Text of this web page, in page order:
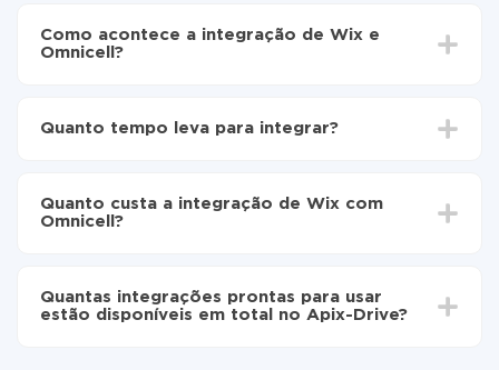
Como acontece a integração de Wix e
Omnicell?
Ative a atualização automática
Quanto tempo leva para integrar?
30 minutos. Em média, a configuração leva de 10 a 15
minutos.
Quanto custa a integração de Wix com
Omnicell?
as tarifas. Você paga apenas pela quantidade de
dados que é realmente transferida de um de seus
Quantas integrações prontas para usar
estão disponíveis em total no Apix-Drive?